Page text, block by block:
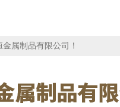
属制品有限公司！